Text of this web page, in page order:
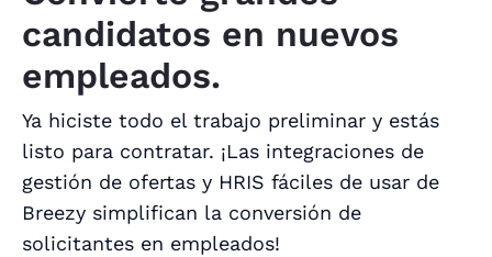
candidatos en nuevos
empleados.
Ya hiciste todo el trabajo preliminar y estás
listo para contratar. ¡Las integraciones de
gestión de ofertas y HRIS fáciles de usar de
Breezy simplifican la conversión de
solicitantes en empleados!